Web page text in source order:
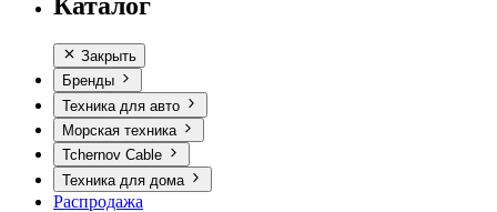
Закрыть
Бренды
Техника для авто
Морская техника
Tchernov Cable
Техника для дома
Распродажа